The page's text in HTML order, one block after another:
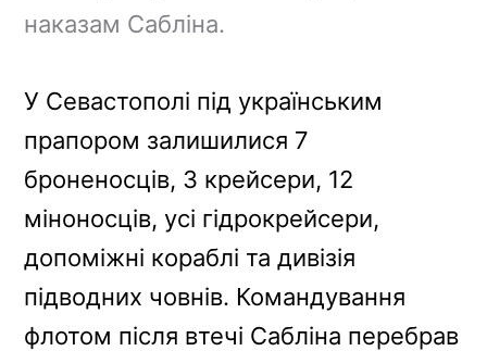
наказам Сабліна.
У Севастополі під українським
прапором залишилися 7
броненосців, 3 крейсери, 12
міноносців, усі гідрокрейсери,
допоміжні кораблі та дивізія
підводних човнів. Командування
флотом після втечі Сабліна перебрав